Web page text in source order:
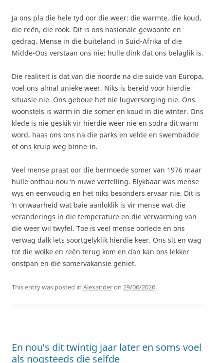
Ja ons pla die hele tyd oor die weer: die warmte, die koud,
die reën, die rook. Dit is ons nasionale gewoonte en
gedrag. Mense in die buiteland in Suid-Afrika of die
Midde-Oos verstaan ons nie; hulle dink dat ons belaglik is.
Die realiteit is dat van die noorde na die suide van Europa,
voel ons almal unieke weer. Niks is bereid voor hierdie
situasie nie. Ons geboue het nie lugversorging nie. Ons
woonstels is warm in die somer en koud in die winter. Ons
klede is nie geskik vir hierdie weer nie en sodra dit warm
word, haas ons ons na die parks en velde en swembadde
of ons kruip weg binne-in.
Veel mense praat oor die bermoede somer van 1976 maar
hulle onthou nou ‘n nuwe vertelling. Blykbaar was mense
wys en eenvoudig en het niks besonders ervaar nie. Dit is
‘n onwaarheid wat baie aanloklik is vir mense wat die
veranderings in die temperature en die verwarming van
die weer wil twyfel. Toe is veel mense oorlede en ons
verwag dalk iets soortgelyklik hierdie keer. Ons sit en wag
tot die wolke en reën terug kom en dan kan ons lekker
onstpan en die somervakansie geniet.
This entry was posted in Alexanderon 29/06/2026.
En nou’s dit twintig jaar later en soms voel
als nogsteeds die selfde